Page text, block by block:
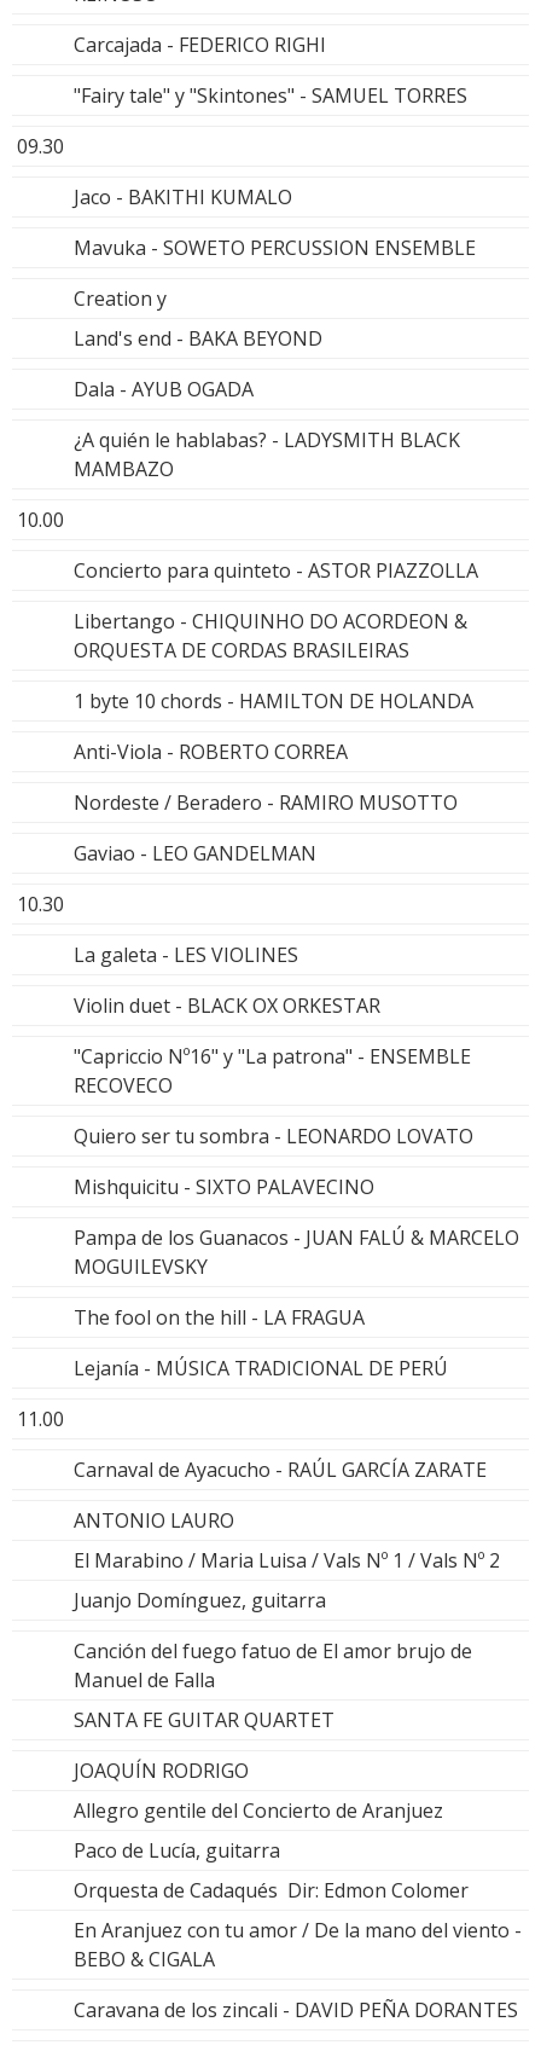
Carcajada - FEDERICO RIGHI
"Fairy tale" y "Skintones" - SAMUEL TORRES
09.30
Jaco - BAKITHI KUMALO
Mavuka - SOWETO PERCUSSION ENSEMBLE
Creation y
Land's end - BAKA BEYOND
Dala - AYUB OGADA
¿A quién le hablabas? - LADYSMITH BLACK
MAMBAZO
10.00
Concierto para quinteto - ASTOR PIAZZOLLA
Libertango - CHIQUINHO DO ACORDEON &
ORQUESTA DE CORDAS BRASILEIRAS
1 byte 10 chords - HAMILTON DE HOLANDA
Anti-Viola - ROBERTO CORREA
Nordeste / Beradero - RAMIRO MUSOTTO
Gaviao - LEO GANDELMAN
10.30
La galeta - LES VIOLINES
Violin duet - BLACK OX ORKESTAR
"Capriccio Nº16" y "La patrona" - ENSEMBLE
RECOVECO
Quiero ser tu sombra - LEONARDO LOVATO
Mishquicitu - SIXTO PALAVECINO
Pampa de los Guanacos - JUAN FALÚ & MARCELO
MOGUILEVSKY
The fool on the hill - LA FRAGUA
Lejanía - MÚSICA TRADICIONAL DE PERÚ
11.00
Carnaval de Ayacucho - RAÚL GARCÍA ZARATE
ANTONIO LAURO
El Marabino / Maria Luisa / Vals Nº 1 / Vals Nº 2
Juanjo Domínguez, guitarra
Canción del fuego fatuo de El amor brujo de
Manuel de Falla
SANTA FE GUITAR QUARTET
JOAQUÍN RODRIGO
Allegro gentile del Concierto de Aranjuez
Paco de Lucía, guitarra
Orquesta de Cadaqués Dir: Edmon Colomer
En Aranjuez con tu amor / De la mano del viento -
BEBO & CIGALA
Caravana de los zincali - DAVID PEÑA DORANTES